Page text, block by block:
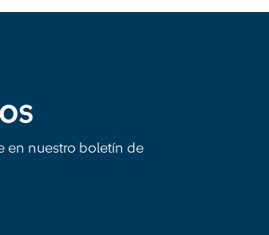
en nuestro boletín de